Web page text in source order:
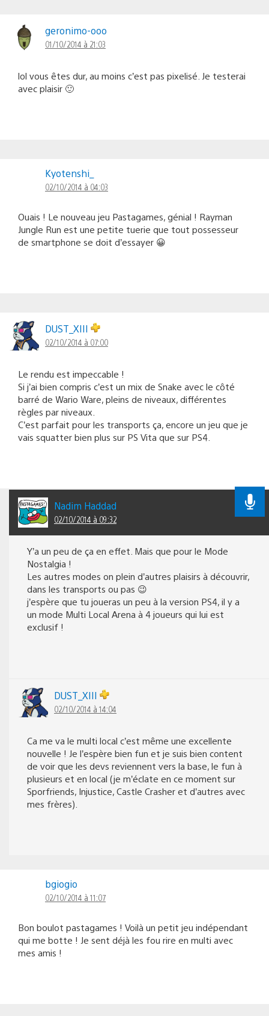
geronimo-ooo
01/10/2014 à 21:03
lol vous êtes dur, au moins c’est pas pixelisé. Je testerai
avec plaisir 🙂
Kyotenshi_
02/10/2014 à 04:03
Ouais ! Le nouveau jeu Pastagames, génial ! Rayman
Jungle Run est une petite tuerie que tout possesseur
de smartphone se doit d’essayer 😀
DUST_XIII
02/10/2014 à 07:00
Le rendu est impeccable !
Si j’ai bien compris c’est un mix de Snake avec le côté
barré de Wario Ware, pleins de niveaux, différentes
règles par niveaux.
C’est parfait pour les transports ça, encore un jeu que je
vais squatter bien plus sur PS Vita que sur PS4.
Nadim Haddad
02/10/2014 à 09:32
Y’a un peu de ça en effet. Mais que pour le Mode
Nostalgia !
Les autres modes on plein d’autres plaisirs à découvrir,
dans les transports ou pas 😉
j’espère que tu joueras un peu à la version PS4, il y a
un mode Multi Local Arena à 4 joueurs qui lui est
exclusif !
DUST_XIII
02/10/2014 à 14:04
Ca me va le multi local c’est même une excellente
nouvelle ! Je l’espère bien fun et je suis bien content
de voir que les devs reviennent vers la base, le fun à
plusieurs et en local (je m’éclate en ce moment sur
Sporfriends, Injustice, Castle Crasher et d’autres avec
mes frères).
bgiogio
02/10/2014 à 11:07
Bon boulot pastagames ! Voilà un petit jeu indépendant
qui me botte ! Je sent déjà les fou rire en multi avec
mes amis !